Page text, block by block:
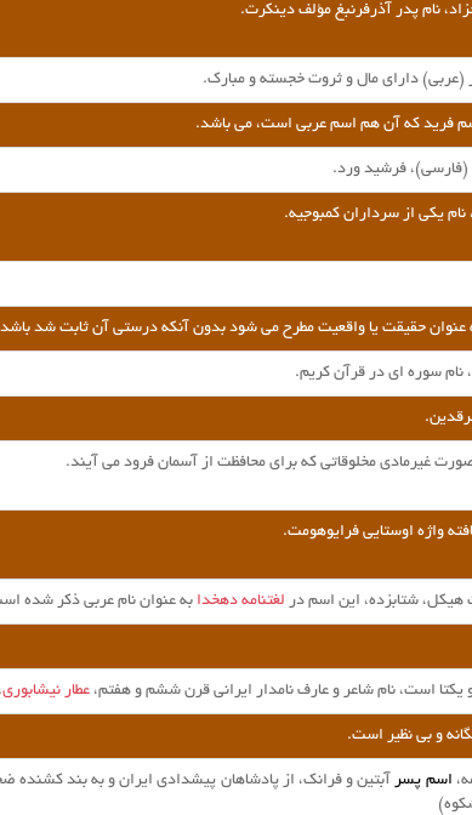
نام پدر آذرفرنبغ مؤلف دینکرت.
دارای مال و ثروت خجسته و مبارک.
فرید که آن هم اسم عربی است، می باشد.
فرشید ورد.
یکی از سرداران کمبوجیه.
عنوان حقیقت یا واقعیت مطرح می شود بدون آنکه درستی آن ثابت شد
نام سوره ای در قرآن کریم.
غیرمادی مخلوقاتی که برای محافظت از آسمان فرود می آیند.
واژه اوستایی فرایوهومت.
شتابزده، این اسم در لغتنامه دهخدا به عنوان نام عربی ذکر شده
یکتا است، نام شاعر و عارف نامدار ایرانی قرن ششم و هفتم، عطار نیشابوری.
و بی نظیر است.
اسم پسر آبتین و فرانک، از پادشاهان پیشدادی ایران و به بند کشنده